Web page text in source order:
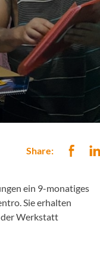
Share:
ein 9-monatiges
Sie erhalten
der Werkstatt